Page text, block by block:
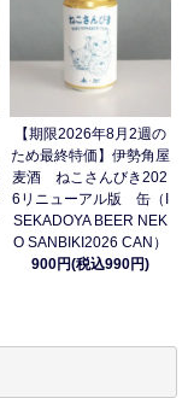
【期限2026年8月2週の
ため最終特価】伊勢角屋
麦酒 ねこさんびき202
6リニューアル版 缶（I
SEKADOYA BEER NEK
O SANBIKI2026 CAN）
900円(税込990円)